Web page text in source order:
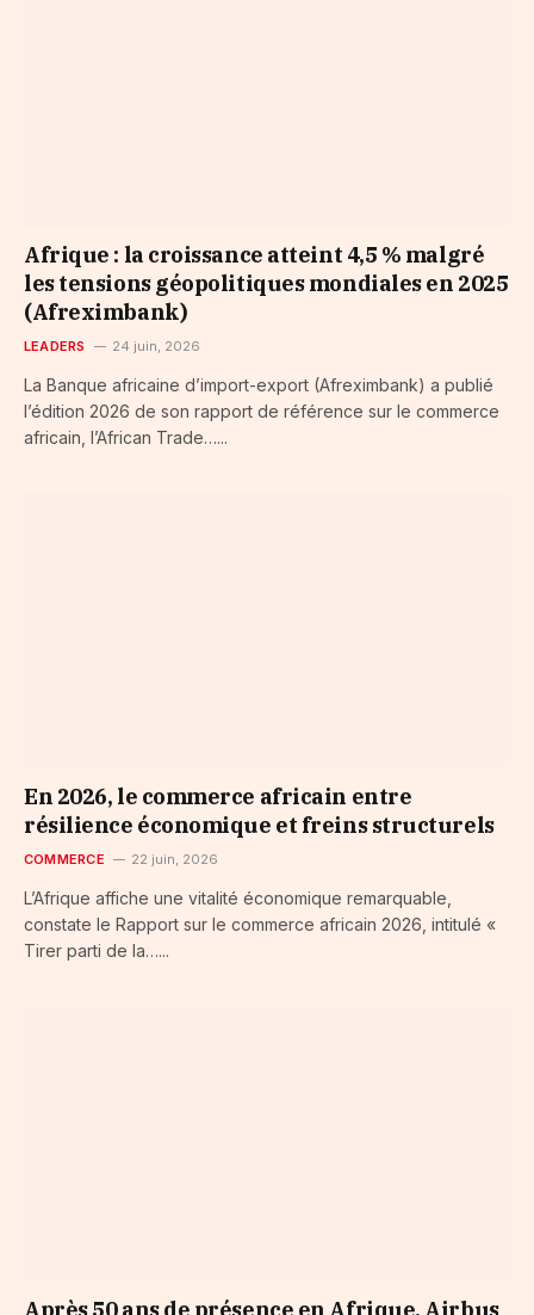
Afrique : la croissance atteint 4,5 % malgré
les tensions géopolitiques mondiales en 2025
(Afreximbank)
LEADERS 24 juin, 2026
La Banque africaine d’import-export (Afreximbank) a publié
l’édition 2026 de son rapport de référence sur le commerce
africain, l’African Trade…...
En 2026, le commerce africain entre
résilience économique et freins structurels
COMMERCE 22 juin, 2026
L’Afrique affiche une vitalité économique remarquable,
constate le Rapport sur le commerce africain 2026, intitulé «
Tirer parti de la…...